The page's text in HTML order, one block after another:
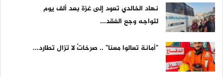
نهاد الخالدي تعود إلى غزة بعد ألف يوم
لتواجه وجع الفقد...
"أمانة تعالوا معنا" .. صرخاتٌ لا تزال تطارد...